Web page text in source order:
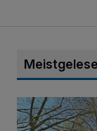
814 000 Euro